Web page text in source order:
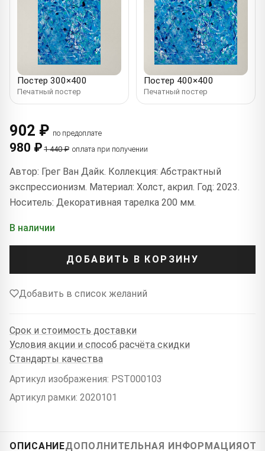
Постер 300×400
Печатный постер
Постер 400×400
Печатный постер
902 ₽ по предоплате
980 ₽ 1 440 ₽ оплата при получении
Автор: Грег Ван Дайк. Коллекция: Абстрактный
экспрессионизм. Материал: Холст, акрил. Год: 2023.
Носитель: Декоративная тарелка 200 мм.
В наличии
ДОБАВИТЬ В КОРЗИНУ
Добавить в список желаний
Срок и стоимость доставки
Условия акции и способ расчёта скидки
Стандарты качества
Артикул изображения: PST000103
Артикул рамки: 2020101
ОПИСАНИЕДОПОЛНИТЕЛЬНАЯ ИНФОРМАЦИЯ